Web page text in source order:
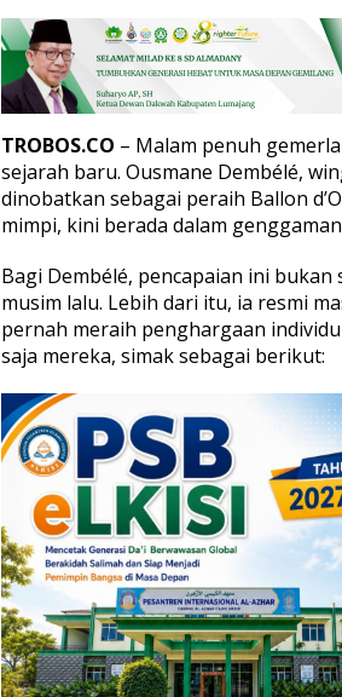
k
i
r
S
e
a
r
a
h
B
l
l
o
d
’
O
r
TROBOS.CO – Malam penuh
sejarah baru. Ousmane Dembélé,
dinobatkan sebagai peraih Ballon
mimpi, kini berada dalam
Bagi Dembélé, pencapaian ini
musim lalu. Lebih dari itu, ia resmi
pernah meraih penghargaan
saja mereka, simak sebagai berikut: